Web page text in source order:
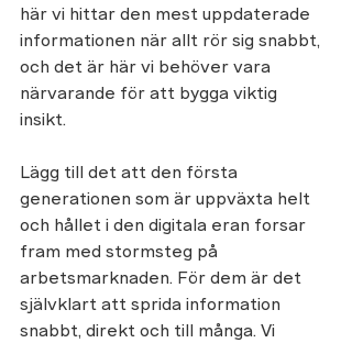
här vi hittar den mest uppdaterade
informationen när allt rör sig snabbt,
och det är här vi behöver vara
närvarande för att bygga viktig
insikt.
Lägg till det att den första
generationen som är uppväxta helt
och hållet i den digitala eran forsar
fram med stormsteg på
arbetsmarknaden. För dem är det
självklart att sprida information
snabbt, direkt och till många. Vi